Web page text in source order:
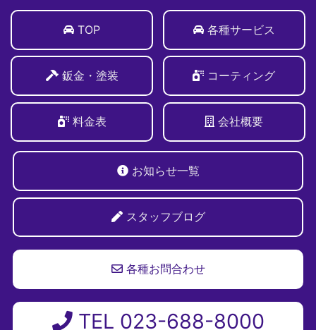
TOP 各種サービス
鈑金・塗装 コーティング
料金表 会社概要
お知らせ一覧
スタッフブログ
各種お問合わせ
TEL 023-688-8000